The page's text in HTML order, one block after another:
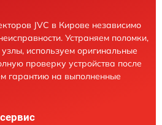
JVC в Кирове независимо
Устраняем поломки,
используем оригинальные
проверку устройства после
гарантию на выполненные